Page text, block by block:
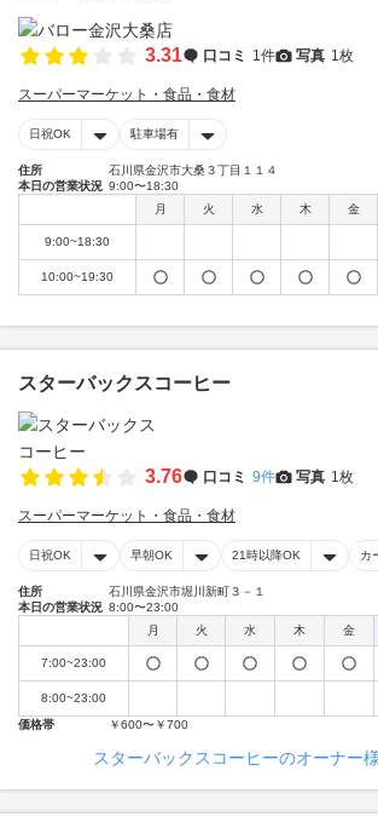
3.31 口コミ 1件 写真 1枚
スーパーマーケット・食品・食材
日祝OK 駐車場有
住所
石川県金沢市大桑３丁目１１４
本日の営業状況 9:00〜18:30
月
火 水 木 金
9:00~18:30
10:00~19:30
スターバックスコーヒー
3.76 口コミ 9件 写真 1枚
スーパーマーケット・食品・食材
日祝OK 早朝OK 21時以降OK カ
住所
石川県金沢市堀川新町３－１
本日の営業状況 8:00〜23:00
月
火 水 木 金
7:00~23:00
8:00~23:00
価格帯
￥600〜￥700
スターバックスコーヒーのオーナー